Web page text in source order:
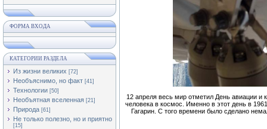
ФОРМА ВХОДА
КАТЕГОРИИ РАЗДЕЛА
Из жизни великих [72]
Необъяснимо, но факт [41]
Технологии [50]
Необъятная вселенная [21]
Природа [61]
Не только полезно, но и приятно
[15]
12 апреля весь мир отметил День авиации
человека в космос. Именно в этот день в
Гагарин. С того времени было сделано